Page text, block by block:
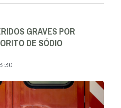
GRAVES POR
DE SÓDIO